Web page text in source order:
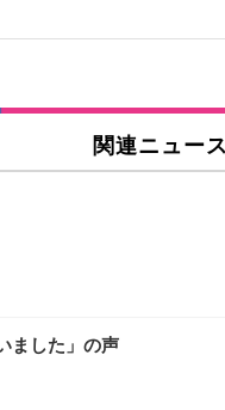
関連ニュース
ました」の声